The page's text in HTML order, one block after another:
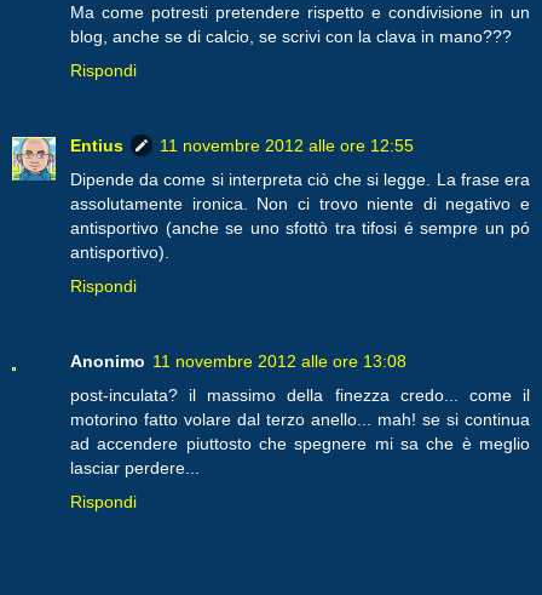
Ma come potresti pretendere rispetto e condivisione in un
blog, anche se di calcio, se scrivi con la clava in mano???
Rispondi
Entius
11 novembre 2012 alle ore 12:55
Dipende da come si interpreta ciò che si legge. La frase era
assolutamente ironica. Non ci trovo niente di negativo e
antisportivo (anche se uno sfottò tra tifosi é sempre un pó
antisportivo).
Rispondi
Anonimo 11 novembre 2012 alle ore 13:08
post-inculata? il massimo della finezza credo... come il
motorino fatto volare dal terzo anello... mah! se si continua
ad accendere piuttosto che spegnere mi sa che è meglio
lasciar perdere...
Rispondi